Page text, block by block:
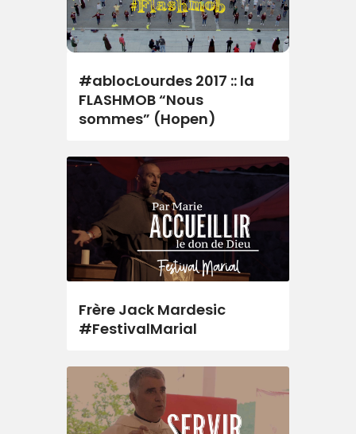
#ablocLourdes 2017 :: la
FLASHMOB “Nous
sommes” (Hopen)
Frère Jack Mardesic
#FestivalMarial